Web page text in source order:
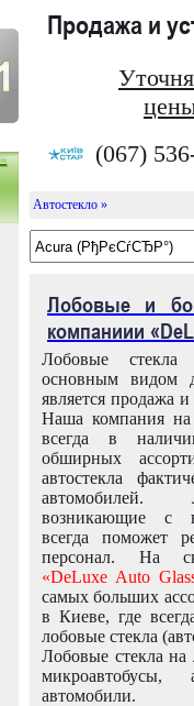
Продажа и
(067)
Автостекло »
Лобовые и
компаниии
Лобовые
основным видом
является продажа и
Наша компания на
всегда в
обширных
автостекла
возникающие с
всегда поможет
персонал. На
«DeLuxe Auto
самых больших
в Киеве, где
лобовые стекла
Лобовые стекла на
микроавтобусы,
автомобили.